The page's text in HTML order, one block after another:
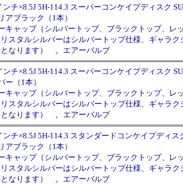
チ×8.5J 5H-114.3 スーパーコンケイプディスク
ブラック（1本）
キャップ（シルバートップ、ブラックトップ、レ
スタルシルバーはシルバートップ仕様、ギャラ
となります） 。エアーバルブ
チ×8.5J 5H-114.3 スーパーコンケイプディスク
（1本）
キャップ（シルバートップ、ブラックトップ、レ
スタルシルバーはシルバートップ仕様、ギャラ
となります） 。エアーバルブ
ンチ×8.5J 5H-114.3 スタンダードコンケイプディス
ブラック（1本）
キャップ（シルバートップ、ブラックトップ、レ
スタルシルバーはシルバートップ仕様、ギャラ
となります） 。エアーバルブ